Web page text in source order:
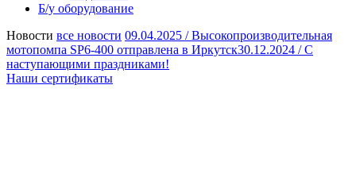
Б/у оборудование
Новости все новости 09.04.2025 /Высокопроизводительная
мотопомпа SP6-400 отправлена в Иркутск30.12.2024 /С
наступающими праздниками!
Наши сертификаты